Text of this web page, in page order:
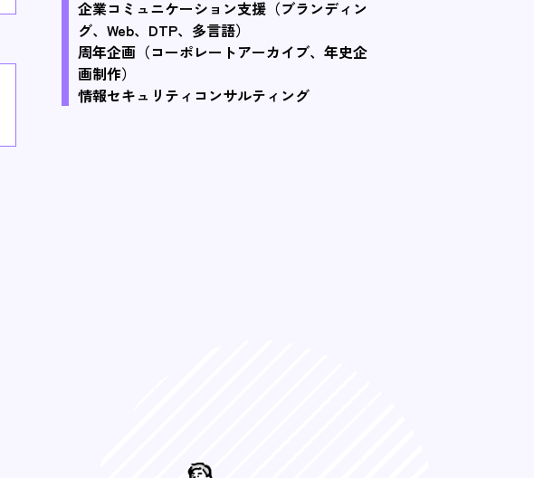
企業コミュニケーション支援（ブランディン
グ、Web、DTP、多言語）
周年企画（コーポレートアーカイブ、年史企
画制作）
情報セキュリティコンサルティング